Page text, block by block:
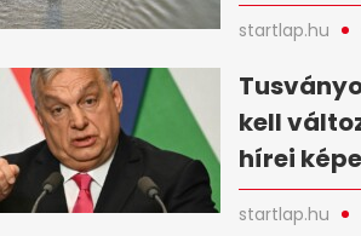
startlap.hu
kell
hírei
startlap.hu